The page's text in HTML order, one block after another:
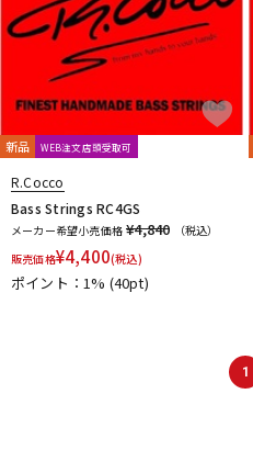
新品 WEB注文店頭受取可
R.Cocco
Bass Strings RC4GS
メーカー希望小売価格 ¥4,840
（税込）
販売価格¥4,400(税込)
ポイント：1% (40pt)
1